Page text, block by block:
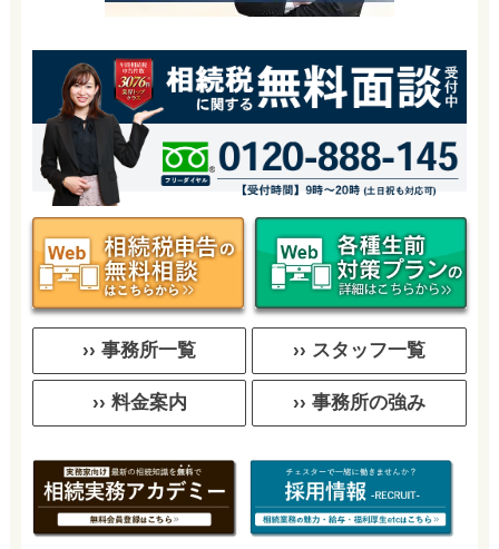
›› 事務所一覧 ›› スタッフ一覧
›› 料金案内 ›› 事務所の強み